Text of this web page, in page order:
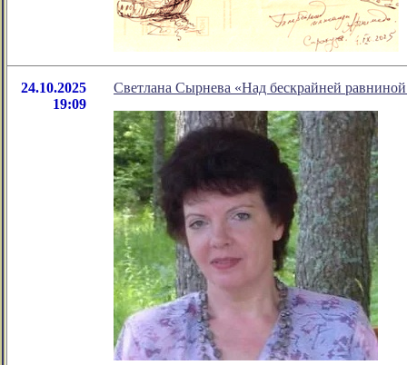
24.10.2025
19:09
Светлана Сырнева «Над бескрайней